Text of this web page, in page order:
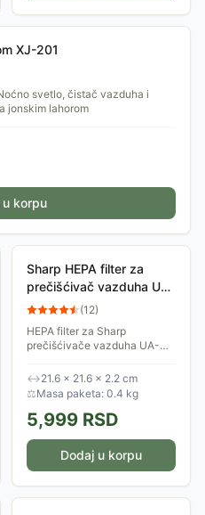
XJ-201
svetlo, čistač vazduha i
jonskim lahorom
u korpu
Sharp HEPA filter za
prečišćivač vazduha UZ-
HG6MF
(12)
HEPA filter za Sharp
prečišćivače vazduha UA-
HG60E. Hvata prašinu, dim,
polen i druge alergene.
↔21.6 × 21.6 × 2.2 cm
⚖Masa paketa: 0.4 kg
5,999 RSD
Dodaj u korpu